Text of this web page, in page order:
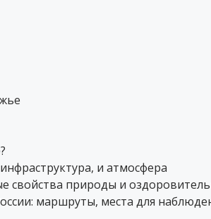
и атмосфера
свойства природы и
маршруты, места для